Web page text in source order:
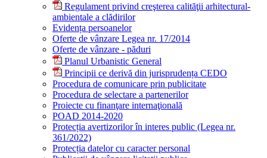
Regulament privind creşterea calităţii arhitectural-
ambientale a clădirilor
Evidența persoanelor
Oferte de vânzare Legea nr. 17/2014
Oferte de vânzare - păduri
Planul Urbanistic General
Principii ce derivă din jurisprudența CEDO
Procedura de comunicare prin publicitate
Procedura de selectare a partenerilor
Proiecte cu finanţare internaţională
POAD 2014-2020
Protecția avertizorilor în interes public (Legea nr.
361/2022)
Protecția datelor cu caracter personal